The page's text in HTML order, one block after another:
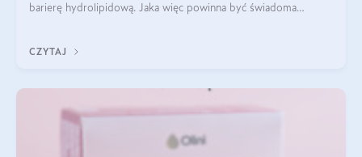
barierę hydrolipidową. Jaka więc powinna być świadoma
CZYTAJ